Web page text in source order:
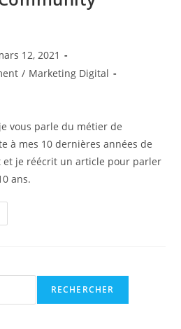
:
12, 2021
/ Marketing Digital
vous parle du métier de
à mes 10 dernières années de
et je réécrit un article pour parler
ans.
RECHERCHER